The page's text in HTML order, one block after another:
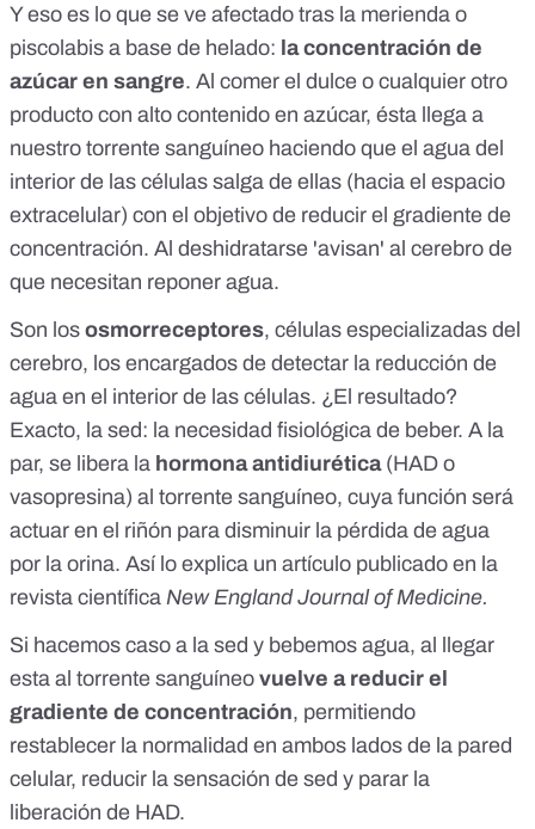
Y eso es lo que se ve afectado tras la merienda o
piscolabis a base de helado: la concentración de
azúcar en sangre. Al comer el dulce o cualquier otro
producto con alto contenido en azúcar, ésta llega a
nuestro torrente sanguíneo haciendo que el agua del
interior de las células salga de ellas (hacia el espacio
extracelular) con el objetivo de reducir el gradiente de
concentración. Al deshidratarse 'avisan' al cerebro de
que necesitan reponer agua.
Son los osmorreceptores, células especializadas del
cerebro, los encargados de detectar la reducción de
agua en el interior de las células. ¿El resultado?
Exacto, la sed: la necesidad fisiológica de beber. A la
par, se libera la hormona antidiurética(HAD o
vasopresina) al torrente sanguíneo, cuya función será
actuar en el riñón para disminuir la pérdida de agua
por la orina. Así lo explica un artículo publicado en la
revista científica New England Journal of Medicine.
Si hacemos caso a la sed y bebemos agua, al llegar
esta al torrente sanguíneo vuelve a reducir el
gradiente de concentración, permitiendo
restablecer la normalidad en ambos lados de la pared
celular, reducir la sensación de sed y parar la
liberación de HAD.